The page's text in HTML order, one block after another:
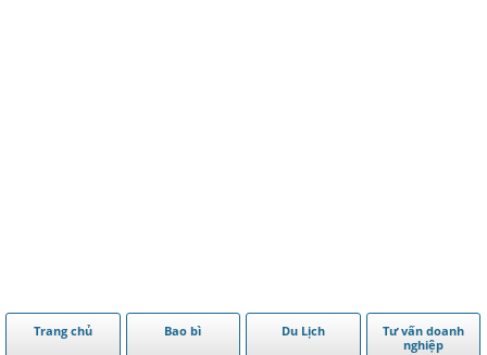
Trang chủ Bao bì Du Lịch
Tư vấn doanh
nghiệp